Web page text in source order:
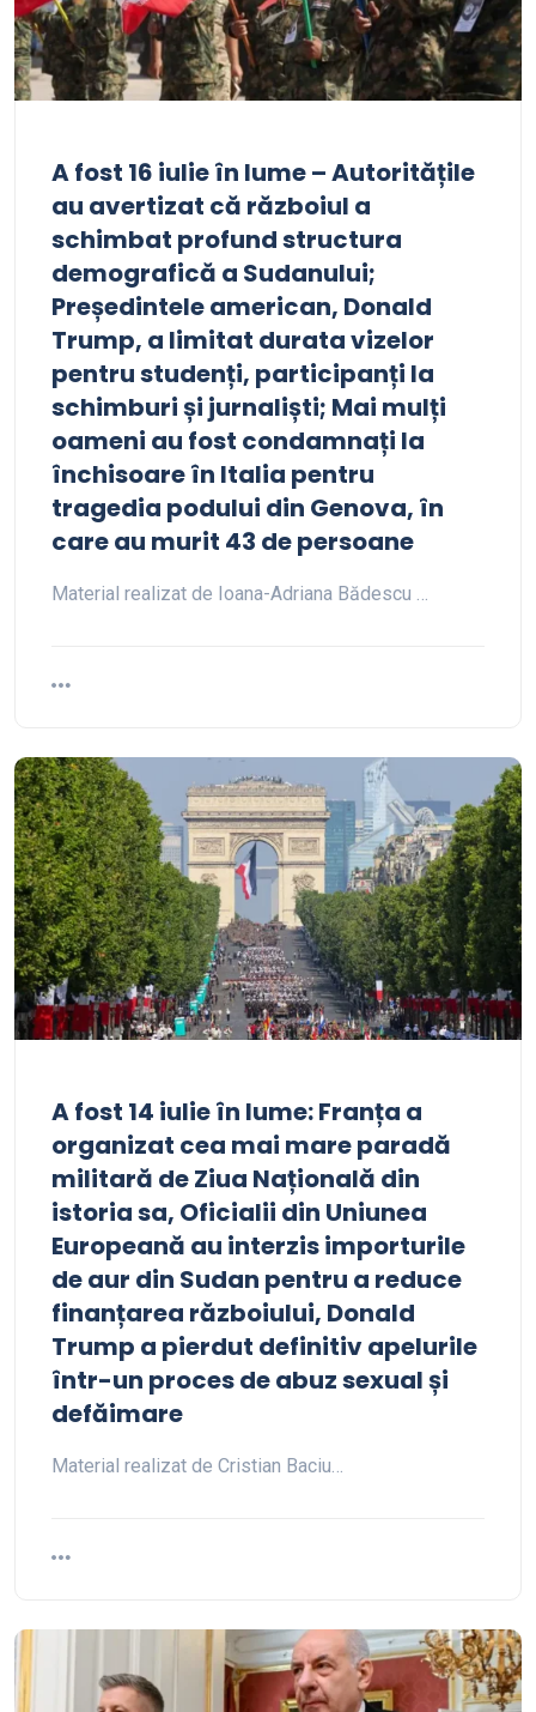
A fost 16 iulie în lume – Autoritățile
au avertizat că războiul a
schimbat profund structura
demografică a Sudanului;
Președintele american, Donald
Trump, a limitat durata vizelor
pentru studenți, participanți la
schimburi și jurnaliști; Mai mulți
oameni au fost condamnați la
închisoare în Italia pentru
tragedia podului din Genova, în
care au murit 43 de persoane
Material realizat de Ioana-Adriana Bădescu …
A fost 14 iulie în lume: Franța a
organizat cea mai mare paradă
militară de Ziua Națională din
istoria sa, Oficialii din Uniunea
Europeană au interzis importurile
de aur din Sudan pentru a reduce
finanțarea războiului, Donald
Trump a pierdut definitiv apelurile
într-un proces de abuz sexual și
defăimare
Material realizat de Cristian Baciu…